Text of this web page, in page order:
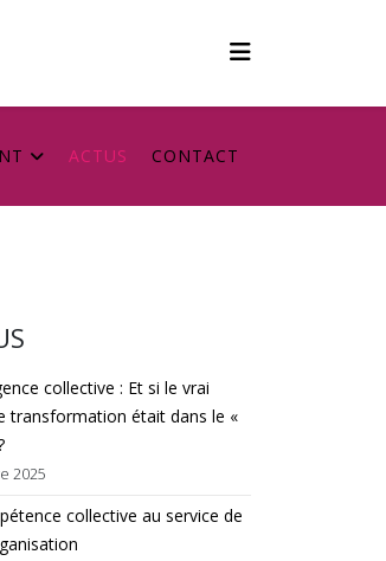
ACTUS CONTACT
collective : Et si le vrai
transformation était dans le «
2025
collective au service de